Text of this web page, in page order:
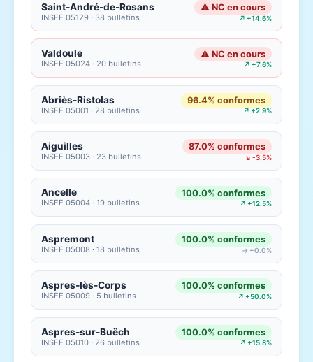
Saint-André-de-Rosans
INSEE 05129 · 38 bulletins
⚠ NC en cours
↗ +14.6%
Valdoule
INSEE 05024 · 20 bulletins
⚠ NC en cours
↗ +7.6%
Abriès-Ristolas
INSEE 05001 · 28 bulletins
96.4% conformes
↗ +2.9%
Aiguilles
INSEE 05003 · 23 bulletins
87.0% conformes
↘ -3.5%
Ancelle
INSEE 05004 · 19 bulletins
100.0% conformes
↗ +12.5%
Aspremont
INSEE 05008 · 18 bulletins
100.0% conformes
→ +0.0%
Aspres-lès-Corps
INSEE 05009 · 5 bulletins
100.0% conformes
↗ +50.0%
Aspres-sur-Buëch
INSEE 05010 · 26 bulletins
100.0% conformes
↗ +15.8%